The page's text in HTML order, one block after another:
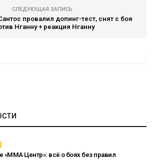
СЛЕДУЮЩАЯ ЗАПИСЬ
провалил допинг-тест, снят с боя
Нганну + реакция Нганну
«ММА Центр»: всё о боях без правил